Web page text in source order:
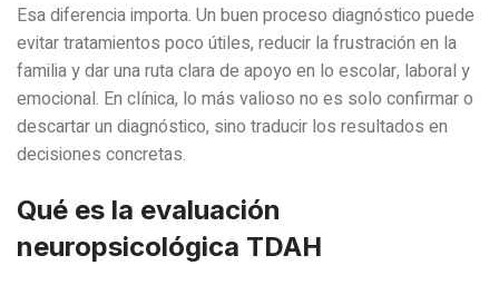
Esa diferencia importa. Un buen proceso diagnóstico puede
evitar tratamientos poco útiles, reducir la frustración en la
familia y dar una ruta clara de apoyo en lo escolar, laboral y
emocional. En clínica, lo más valioso no es solo confirmar o
descartar un diagnóstico, sino traducir los resultados en
decisiones concretas.
Qué es la evaluación
neuropsicológica TDAH